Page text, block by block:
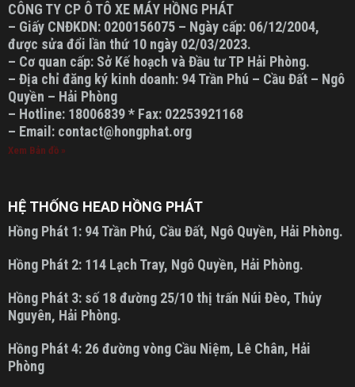
CÔNG TY CP Ô TÔ XE MÁY HỒNG PHÁT
– Giấy CNĐKDN: 0200156075 – Ngày cấp: 06/12/2004,
được sửa đổi lần thứ 10 ngày 02/03/2023.
– Cơ quan cấp: Sở Kế hoạch và Đầu tư TP Hải Phòng.
– Địa chỉ đăng ký kinh doanh: 94 Trần Phú – Cầu Đất – Ngô
Quyền – Hải Phòng
– Hotline: 18006839 * Fax: 02253921168
– Email: contact@hongphat.org
Xem Bản đồ »
HỆ THỐNG HEAD HỒNG PHÁT
Hồng Phát 1: 94 Trần Phú, Cầu Đất, Ngô Quyền, Hải Phòng.
Hồng Phát 2: 114 Lạch Tray, Ngô Quyền, Hải Phòng.
Hồng Phát 3: số 18 đường 25/10 thị trấn Núi Đèo, Thủy
Nguyên, Hải Phòng.
Hồng Phát 4: 26 đường vòng Cầu Niệm, Lê Chân, Hải
Phòng